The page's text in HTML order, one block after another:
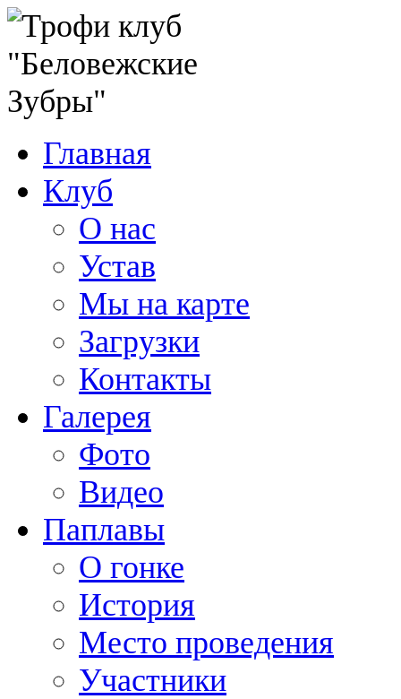
Главная
Клуб
О нас
Устав
Мы на карте
Загрузки
Контакты
Галерея
Фото
Видео
Паплавы
О гонке
История
Место проведения
Участники